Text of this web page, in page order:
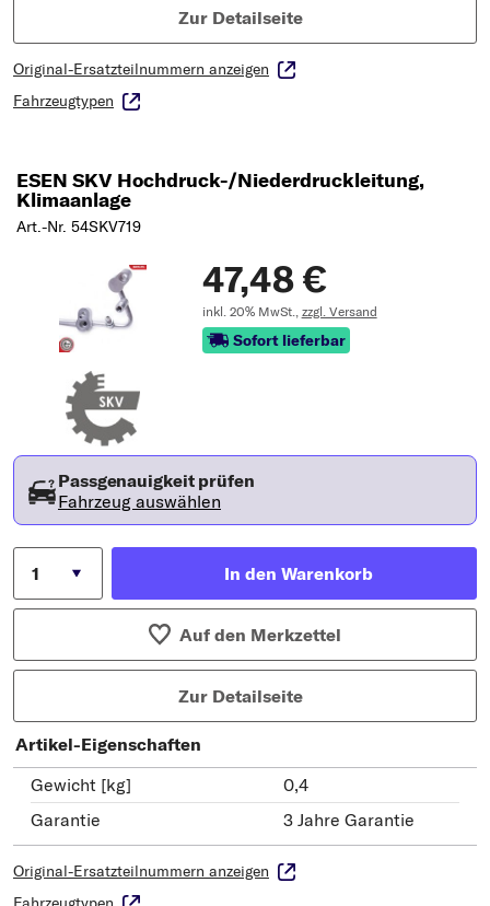
Zur Detailseite
Original-Ersatzteilnummern anzeigen
Fahrzeugtypen
ESEN SKV Hochdruck-/Niederdruckleitung,
Klimaanlage
Art.-Nr. 54SKV719
47,48 €
inkl. 20% MwSt., zzgl. Versand
Sofort lieferbar
Passgenauigkeit prüfen
Fahrzeug auswählen
In den Warenkorb
Auf den Merkzettel
Zur Detailseite
Artikel-Eigenschaften
Gewicht [kg]
0,4
Garantie
3 Jahre Garantie
Original-Ersatzteilnummern anzeigen